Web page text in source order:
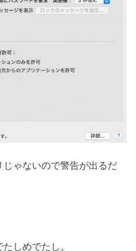
ゃないので警告が出るだ
しめでたし。